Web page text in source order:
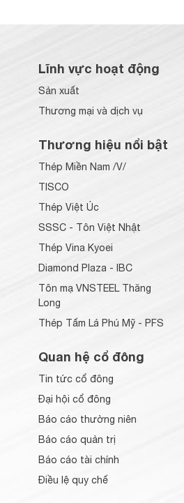
Lĩnh vực hoạt động
Sản xuất
Thương mại và dịch vụ
Thương hiệu nổi bật
Thép Miền Nam /V/
TISCO
Thép Việt Úc
SSSC - Tôn Việt Nhật
Thép Vina Kyoei
Diamond Plaza - IBC
Tôn mạ VNSTEEL Thăng
Long
Thép Tấm Lá Phú Mỹ - PFS
Quan hệ cổ đông
Tin tức cổ đông
Đại hội cổ đông
Báo cáo thường niên
Báo cáo quản trị
Báo cáo tài chính
Điều lệ quy chế